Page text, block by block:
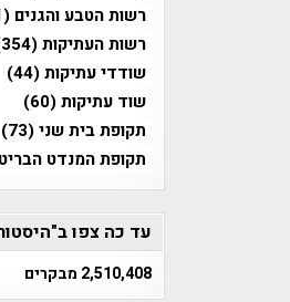
רשות הטבע והגנים (31)
רשות העתיקות(354)
שודדי עתיקות(44)
שוד עתיקות(60)
תקופת בית שני(73)
תקופת המנדט
עד כה צפו
2,510,408 מבקרים